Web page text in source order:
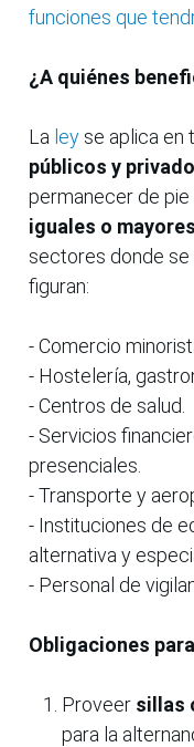
funciones que
¿A quiénes
La ley se aplica en
públicos y
permanecer de pie
iguales o
sectores donde se
figuran:
- Comercio
- Hostelería,
- Centros de salud.
- Servicios
presenciales.
- Transporte y
- Instituciones de
alternativa y
- Personal de
Obligaciones
Proveer sillas
para la